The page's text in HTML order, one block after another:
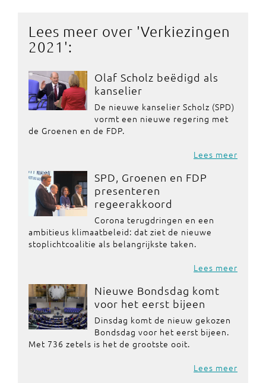
Lees meer over 'Verkiezingen
2021 ':
Olaf Scholz beëdigd als
kanselier
De nieuwe kanselier Scholz (SPD)
vormt een nieuwe regering met
de Groenen en de FDP.
Lees meer
SPD, Groenen en FDP
presenteren
regeerakkoord
Corona terugdringen en een
ambitieus klimaatbeleid: dat ziet de nieuwe
stoplichtcoalitie als belangrijkste taken.
Lees meer
Nieuwe Bondsdag komt
voor het eerst bijeen
Dinsdag komt de nieuw gekozen
Bondsdag voor het eerst bijeen.
Met 736 zetels is het de grootste ooit.
Lees meer